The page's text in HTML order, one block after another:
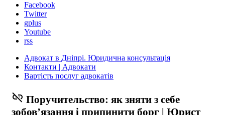
Facebook
Twitter
gplus
Youtube
rss
Адвокат в Дніпрі. Юридична консультація
Контакти | Адвокати
Вартість послуг адвокатів
link_off Поручительство: як зняти з себе
зобов’язання і припинити борг | Юрист